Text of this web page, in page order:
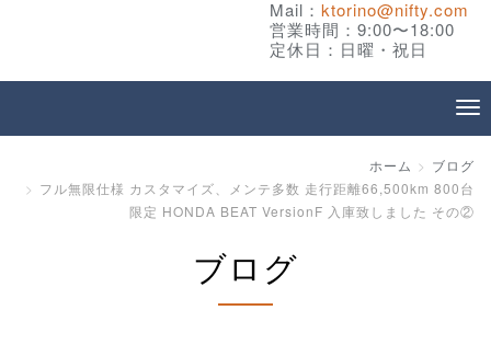
Mail： ktorino@nifty.com
営業時間：9:00〜18:00
定休日：日曜・祝日
ホーム
ブログ
フル無限仕様 カスタマイズ、メンテ多数 走行距離66,500km 800台
限定 HONDA BEAT VersionF 入庫致しました その②
ブログ